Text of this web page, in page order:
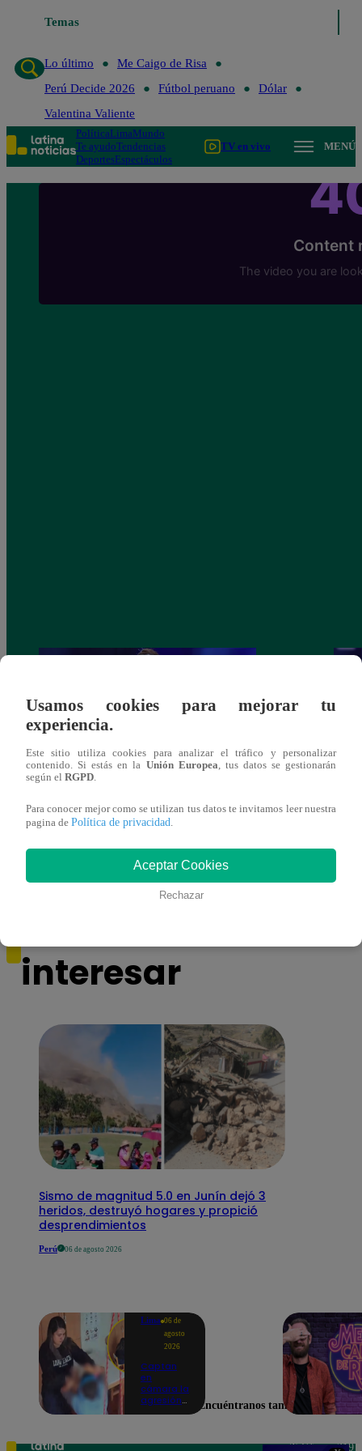
Temas
Lo último
Me Caigo de Risa
Perú Decide 2026
Fútbol peruano
Dólar
Valentina Valiente
PolíticaLimaMundo
Te ayudoTendencias
DeportesEspectáculos
TV en vivo MENÚ
una buena madre?
interesar
Sismo de magnitud 5.0 en Junín dejó 3
heridos, destruyó hogares y propició
desprendimientos
Perú 06 de agosto 2026
Lima 06 de
agosto
2026
Captan
en
cámara la
agresión
niño con
Usamos cookies para mejorar tu
experiencia.
Este sitio utiliza cookies para analizar el tráfico y personalizar
contenido. Si estás en la Unión Europea , tus datos se gestionarán
según el RGPD
Para conocer mejor como se utilizan tus datos te invitamos leer nuestra
pagina de Política de privacidad
Aceptar Cookies
Rechazar
Encuéntranos también en
Teléfono: 219